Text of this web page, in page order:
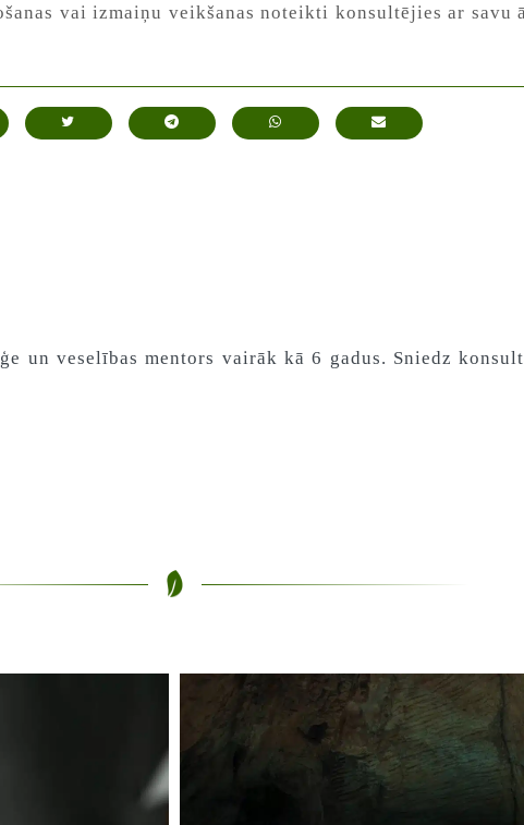
vai izmaiņu veikšanas noteikti konsultējies ar savu
un veselības mentors vairāk kā 6 gadus. Sniedz